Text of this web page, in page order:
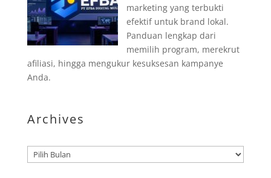
marketing yang terbukti
efektif untuk brand lokal.
Panduan lengkap dari
memilih program, merekrut
afiliasi, hingga mengukur kesuksesan kampanye
Anda.
Archives
Arsip